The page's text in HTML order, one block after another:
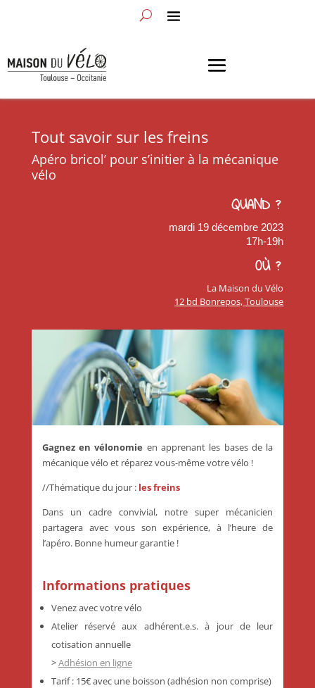
Tout savoir sur les freins
Apéro bricol’ pour s’initier à la mécanique
vélo
QUAND ?
mardi 19 décembre 2023
17h-19h
OÙ ?
La Maison du Vélo
12 bd Bonrepos, Toulouse
Gagnez en vélonomie en apprenant les bases de la
mécanique vélo et réparez vous-même votre vélo !
//Thématique du jour : les freins
Dans un cadre convivial, notre super mécanicien
partagera avec vous son expérience, à l’heure de
l’apéro. Bonne humeur garantie !
Informations pratiques
Venez avec votre vélo
Atelier réservé aux adhérent.e.s. à jour de leur
cotisation annuelle
>Adhésion en ligne
Tarif : 15€ avec une boisson (adhésion non comprise)